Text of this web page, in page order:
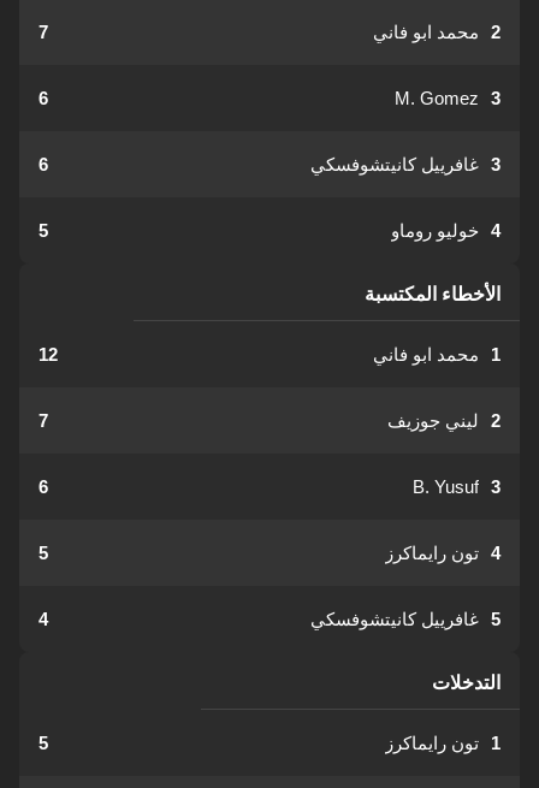
2 محمد ابو فاني 7
3
M. Gomez
6
3 غافرييل كانيتشوفسكي 6
4 خوليو روماو 5
الأخطاء المكتسبة
1 محمد ابو فاني 12
2 ليني جوزيف 7
3
B. Yusuf
6
4 تون رايماكرز 5
5 غافرييل كانيتشوفسكي 4
التدخلات
1 تون رايماكرز 5